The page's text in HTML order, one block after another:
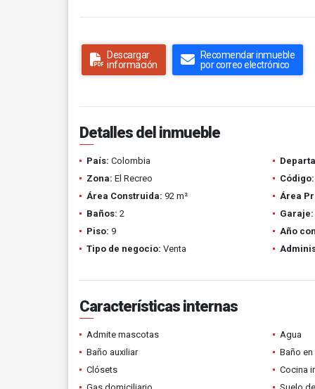
Descargar
información
Recomendar inmueble
por correo electrónico
Detalles del inmueble
País: Colombia
Zona: El Recreo Código:
Área Construida: 92 m²
Área
Baños: 2 Garaje:
Piso: 9
Año
Tipo de negocio: Venta
Características internas
Admite mascotas
Agua
Baño auxiliar
Baño
Clósets
Cocina